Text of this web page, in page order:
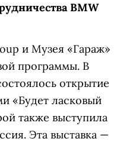
BMW
и Музея «Гараж»
программы. В
открытие
«Будет ласковый
также выступила
Эта выставка —